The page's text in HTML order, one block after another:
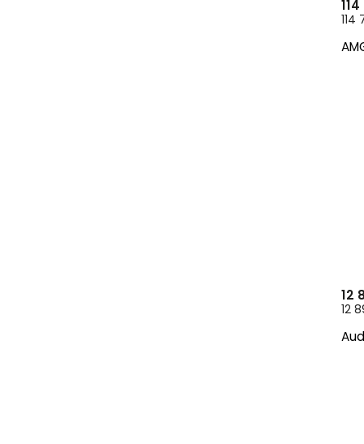
114
12
12